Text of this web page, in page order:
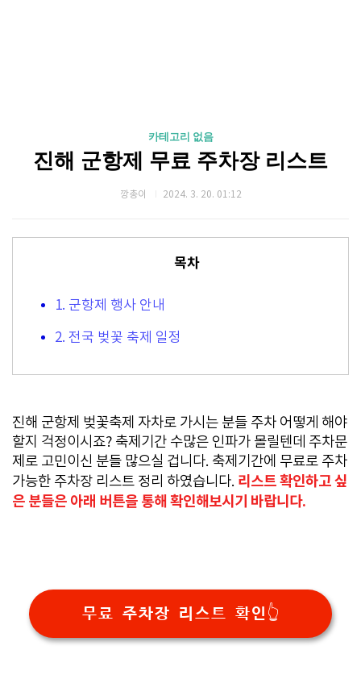
카테고리 없음
진해 군항제 무료 주차장 리스트
깡총이 2024. 3. 20. 01:12
목차
1. 군항제 행사 안내
2. 전국 벚꽃 축제 일정
진해 군항제 벚꽃축제 자차로 가시는 분들 주차 어떻게 해야
할지 걱정이시죠? 축제기간 수많은 인파가 몰릴텐데 주차문
제로 고민이신 분들 많으실 겁니다. 축제기간에 무료로 주차
가능한 주차장 리스트 정리 하였습니다. 리스트 확인하고 싶
은 분들은 아래 버튼을 통해 확인해보시기 바랍니다.
무료 주차장 리스트 확인👆